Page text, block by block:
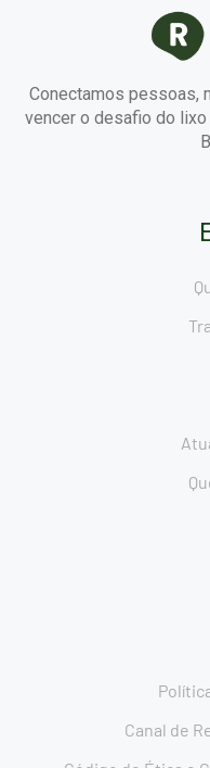
Conectamos pessoas,
vencer o desafio do
Canal de